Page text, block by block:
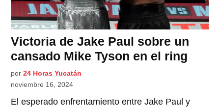
Victoria de Jake Paul sobre un
cansado Mike Tyson en el ring
por 24 Horas Yucatán
noviembre 16, 2024
El esperado enfrentamiento entre Jake Paul y